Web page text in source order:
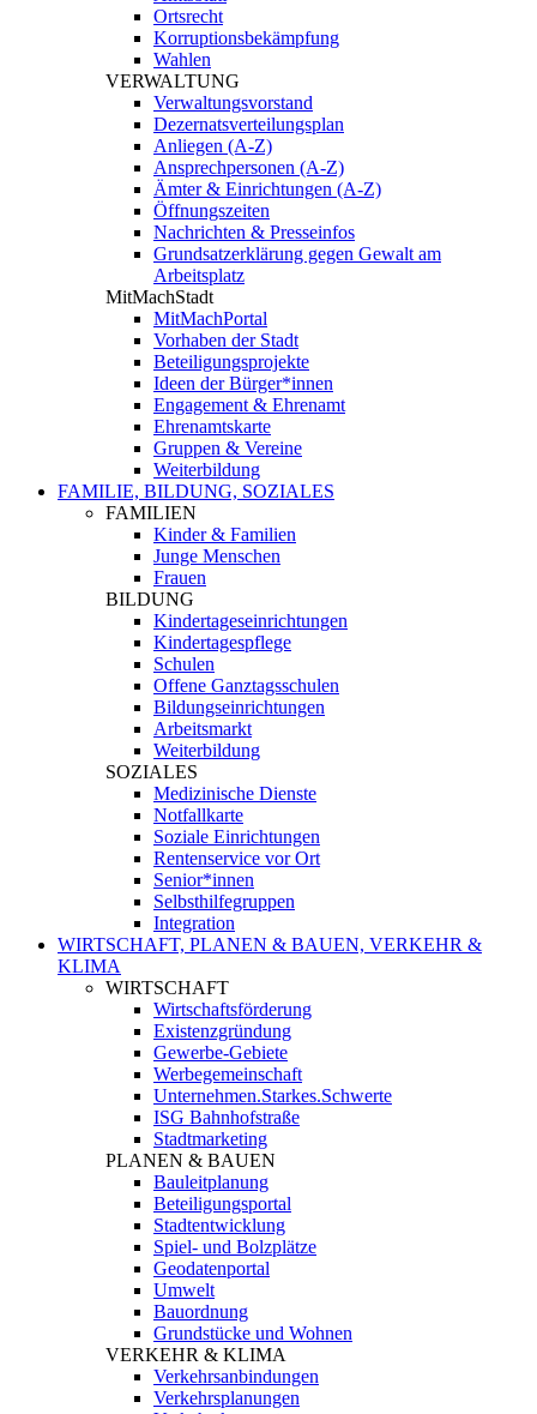
Ortsrecht
Korruptionsbekämpfung
Wahlen
VERWALTUNG
Verwaltungsvorstand
Dezernatsverteilungsplan
Anliegen (A-Z)
Ansprechpersonen (A-Z)
Ämter & Einrichtungen (A-Z)
Öffnungszeiten
Nachrichten & Presseinfos
Grundsatzerklärung gegen Gewalt am
Arbeitsplatz
MitMachStadt
MitMachPortal
Vorhaben der Stadt
Beteiligungsprojekte
Ideen der Bürger*innen
Engagement & Ehrenamt
Ehrenamtskarte
Gruppen & Vereine
Weiterbildung
FAMILIE, BILDUNG, SOZIALES
FAMILIEN
Kinder & Familien
Junge Menschen
Frauen
BILDUNG
Kindertageseinrichtungen
Kindertagespflege
Schulen
Offene Ganztagsschulen
Bildungseinrichtungen
Arbeitsmarkt
Weiterbildung
SOZIALES
Medizinische Dienste
Notfallkarte
Soziale Einrichtungen
Rentenservice vor Ort
Senior*innen
Selbsthilfegruppen
Integration
WIRTSCHAFT, PLANEN & BAUEN, VERKEHR &
KLIMA
WIRTSCHAFT
Wirtschaftsförderung
Existenzgründung
Gewerbe-Gebiete
Werbegemeinschaft
Unternehmen.Starkes.Schwerte
ISG Bahnhofstraße
Stadtmarketing
PLANEN & BAUEN
Bauleitplanung
Beteiligungsportal
Stadtentwicklung
Spiel- und Bolzplätze
Geodatenportal
Umwelt
Bauordnung
Grundstücke und Wohnen
VERKEHR & KLIMA
Verkehrsanbindungen
Verkehrsplanungen